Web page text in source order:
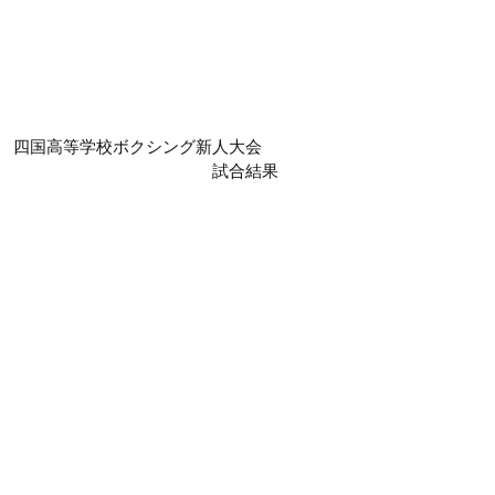
国高等学校ボクシング新人大会
試合結果